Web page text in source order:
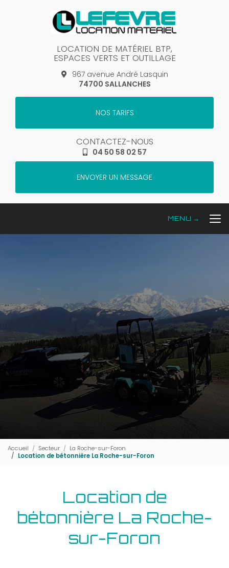
LOCATION DE MATÉRIEL BTP,
ESPACES VERTS ET OUTILLAGE
967 avenue André Lasquin
74700 SALLANCHES
NOS TARIFS
CONTACTEZ-NOUS
04 50 58 02 57
ENVOYER UN MESSAGE
Accueil Secteur
La Roche-sur-Foron
Location de bétonnière La Roche-sur-Foron
Location de
bétonnière La Roche-
sur-Foron